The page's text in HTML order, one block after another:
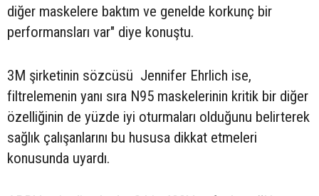
diğer maskelere baktım ve genelde korkunç bir
performansları var" diye konuştu.
3M şirketinin sözcüsü Jennifer Ehrlich ise,
filtrelemenin yanı sıra N95 maskelerinin kritik bir diğer
özelliğinin de yüzde iyi oturmaları olduğunu belirterek
sağlık çalışanlarını bu hususa dikkat etmeleri
konusunda uyardı.